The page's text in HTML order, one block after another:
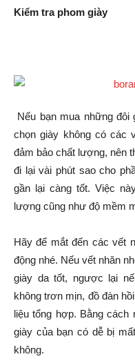
Kiểm tra phom giày
Nếu bạn mua những
chọn giày không có các
đảm bảo chất lượng, nên
đi lại vài phút sao cho
gần lại càng tốt. Việc
lượng cũng như độ mềm
Hãy để mắt đến các vết
động nhé. Nếu vết nhăn
giày da tốt, ngược lại
không trơn mịn, đồ đàn
liệu tổng hợp. Bằng
giày của bạn có dễ bị
không.